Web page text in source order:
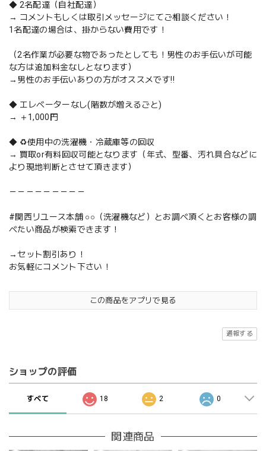
◆ 2名配達（自社配達）
→ コメントもしくは取引メッセージにてご相談ください！
1名配達の場合は、掛からない費用です！
（2名作業が必要な物であったとしても！男性のお手伝いが可能
な方は追加料金なしとなります）
→男性のお手伝いありの方がオススメです‼️
◆ エレベーターなし(階数が増えるごと)
→ ＋1,000円
◆ ♻️使用中の洗濯機・冷蔵庫等の回収
→ 買取or有料回収可能となります（年式、型番、汚れ具合などに
より現地判断とさせて頂きます）
－－－－－－－－－
#関西リユース本舗 ○○（洗濯機など）とお調べ頂くとお客様の調
べたい商品が検索できます！
→セット割引あり！
お気軽にコメント下さい！
この商品をアプリで見る
通報する
ショップの評価
すべて 18 2 0
関連商品